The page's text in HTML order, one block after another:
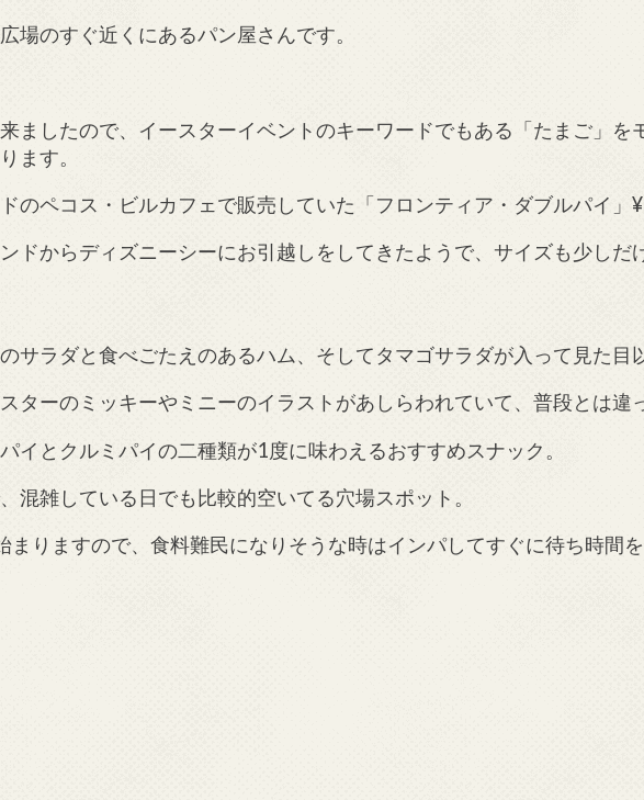
場のすぐ近くにあるパン屋さんです。
ましたので、イースターイベントのキーワードでもある「たまご」を
ます。
のペコス・ビルカフェで販売していた「フロンティア・ダブルパイ」
ドからディズニーシーにお引越しをしてきたようで、サイズも少し
サラダと食べごたえのあるハム、そしてタマゴサラダが入って見た目
ターのミッキーやミニーのイラストがあしらわれていて、普段とは違
イとクルミパイの二種類が1度に味わえるおすすめスナック。
混雑している日でも比較的空いてる穴場スポット。
りますので、食料難民になりそうな時はインパしてすぐに待ち時間を